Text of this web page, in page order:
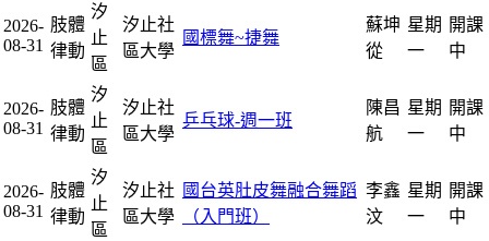
2026-
08-31
肢體
律動
汐
止
區
汐止社
區大學
國標舞~捷舞
蘇坤
從
星期
一
開課
中
2026-
08-31
肢體
律動
汐
止
區
汐止社
區大學
乒乓球-週一班
陳昌
航
星期
一
開課
中
2026-
08-31
肢體
律動
汐
止
區
汐止社
區大學
國台英肚皮舞融合舞蹈
（入門班）
李鑫
汶
星期
一
開課
中